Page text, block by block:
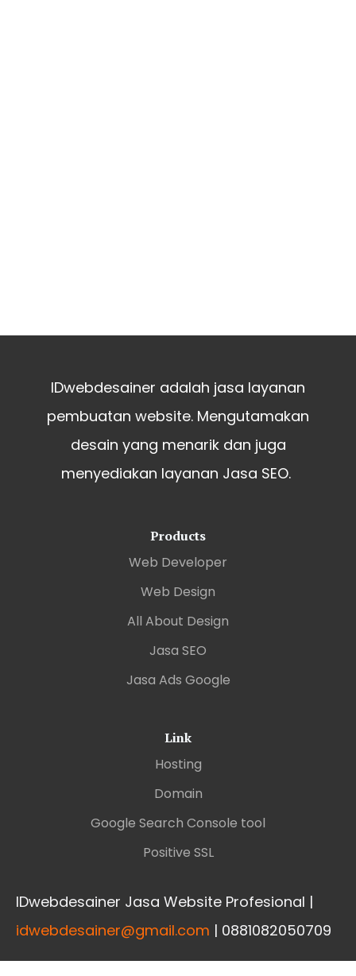
IDwebdesainer adalah jasa layanan
pembuatan website. Mengutamakan
desain yang menarik dan juga
menyediakan layanan Jasa SEO.
Products
Web Developer
Web Design
All About Design
Jasa SEO
Jasa Ads Google
Link
Hosting
Domain
Google Search Console tool
Positive SSL
IDwebdesainer Jasa Website Profesional |
idwebdesainer@gmail.com | 0881082050709